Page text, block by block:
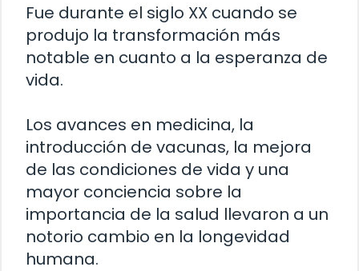
Fue durante el siglo XX cuando se
produjo la transformación más
notable en cuanto a la esperanza de
vida.
Los avances en medicina, la
introducción de vacunas, la mejora
de las condiciones de vida y una
mayor conciencia sobre la
importancia de la salud llevaron a un
notorio cambio en la longevidad
humana.